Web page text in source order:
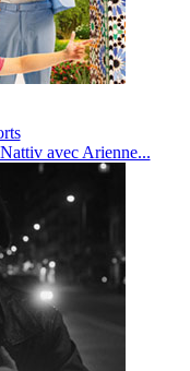
avec Arienne...